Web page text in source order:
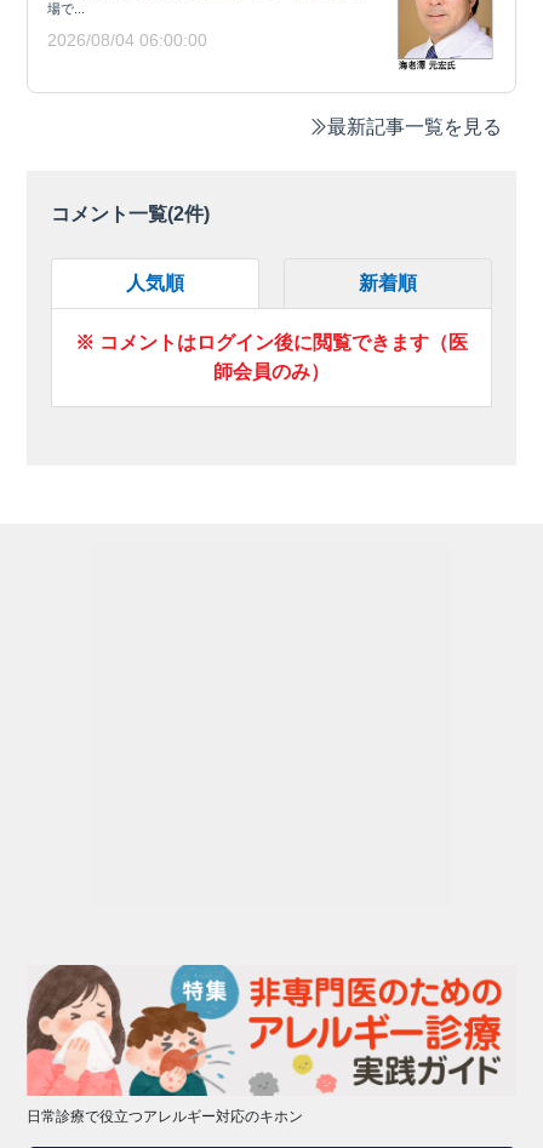
場で...
2026/08/04 06:00:00
最新記事一覧を見る
コメント一覧(2件)
人気順 新着順
※ コメントはログイン後に閲覧できます（医
師会員のみ）
日常診療で役立つアレルギー対応のキホン